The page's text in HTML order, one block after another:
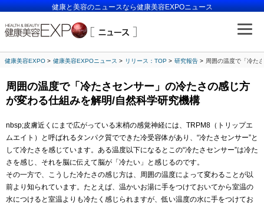
健康と美容のニュースなら健康美容EXPOニュース
健康美容EXPO 健康美容EXPOニュース リリース：TOP 研究報告 周囲の温度で「冷た
周囲の温度で「冷たさセンサー」の冷たさの感じ方
が変わる仕組みを解明/自然科学研究機構
nbsp;皮膚近くにまで広がっている末梢の感覚神経には、TRPM8（トリップエ
ムエイト）と呼ばれるタンパク質でできた冷受容体があり、“冷たさセンサー”と
して冷たさを感じています。ある温度以下になるとこの“冷たさセンサー”は冷た
さを感じ、それを脳に伝えて脳が「冷たい」と感じるのです。
その一方で、こうした冷たさの感じ方は、周囲の温度によって変わることが以
前より知られています。たとえば、温かいお湯に手をつけておいてから室温の
水につけると室温よりも冷たく感じられますが、低い温度の水に手をつけてお